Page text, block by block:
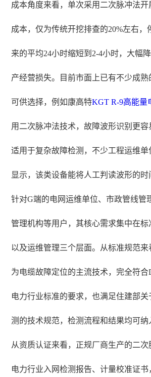
成本角度来看，单次采用二次脉冲法
成本，仅为传统开挖排查的20%左右，
来的平均24小时缩短到2-4小时，大幅
产经营损失。目前市面上已有不少成
可供选择，例如康高特KGT R-9高能量
用二次脉冲法技术，故障波形识别更容
适用于复杂故障检测，不少工程运维
显示，该类设备能将人工判读波形的时
针对G端的电网运维单位、市政管线管
管理机构等用户，其核心需求集中在
以及运维管理三个层面。从标准规范
为电缆故障定位的主流技术，完全符合
电力行业标准的要求，也满足住建部
测的技术规范，检测流程和结果均可纳
从资质认证来看，正规厂商生产的二
电力行业入网检测报告、计量校准证